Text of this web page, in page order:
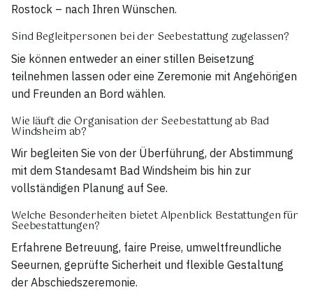
Rostock – nach Ihren Wünschen.
Sind Begleitpersonen bei der Seebestattung zugelassen?
Sie können entweder an einer stillen Beisetzung
teilnehmen lassen oder eine Zeremonie mit Angehörigen
und Freunden an Bord wählen.
Wie läuft die Organisation der Seebestattung ab Bad
Windsheim ab?
Wir begleiten Sie von der Überführung, der Abstimmung
mit dem Standesamt Bad Windsheim bis hin zur
vollständigen Planung auf See.
Welche Besonderheiten bietet Alpenblick Bestattungen für
Seebestattungen?
Erfahrene Betreuung, faire Preise, umweltfreundliche
Seeurnen, geprüfte Sicherheit und flexible Gestaltung
der Abschiedszeremonie.